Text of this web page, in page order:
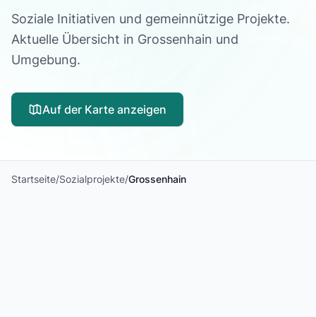
Soziale Initiativen und gemeinnützige Projekte.
Aktuelle Übersicht in Grossenhain und
Umgebung.
Auf der Karte anzeigen
Startseite/Sozialprojekte/Grossenhain